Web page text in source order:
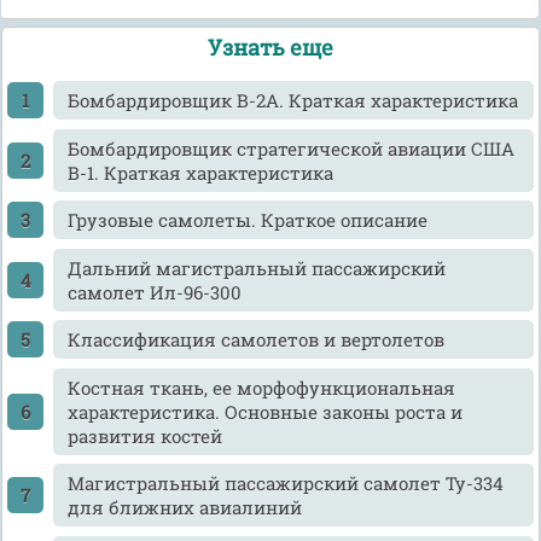
Узнать еще
Бомбардировщик В-2А. Краткая характеристика
Бомбардировщик стратегической авиации США
В-1. Краткая характеристика
Грузовые самолеты. Краткое описание
Дальний магистральный пассажирский
самолет Ил-96-300
Классификация самолетов и вертолетов
Костная ткань, ее морфофункциональная
характеристика. Основные законы роста и
развития костей
Магистральный пассажирский самолет Ту-334
для ближних авиалиний